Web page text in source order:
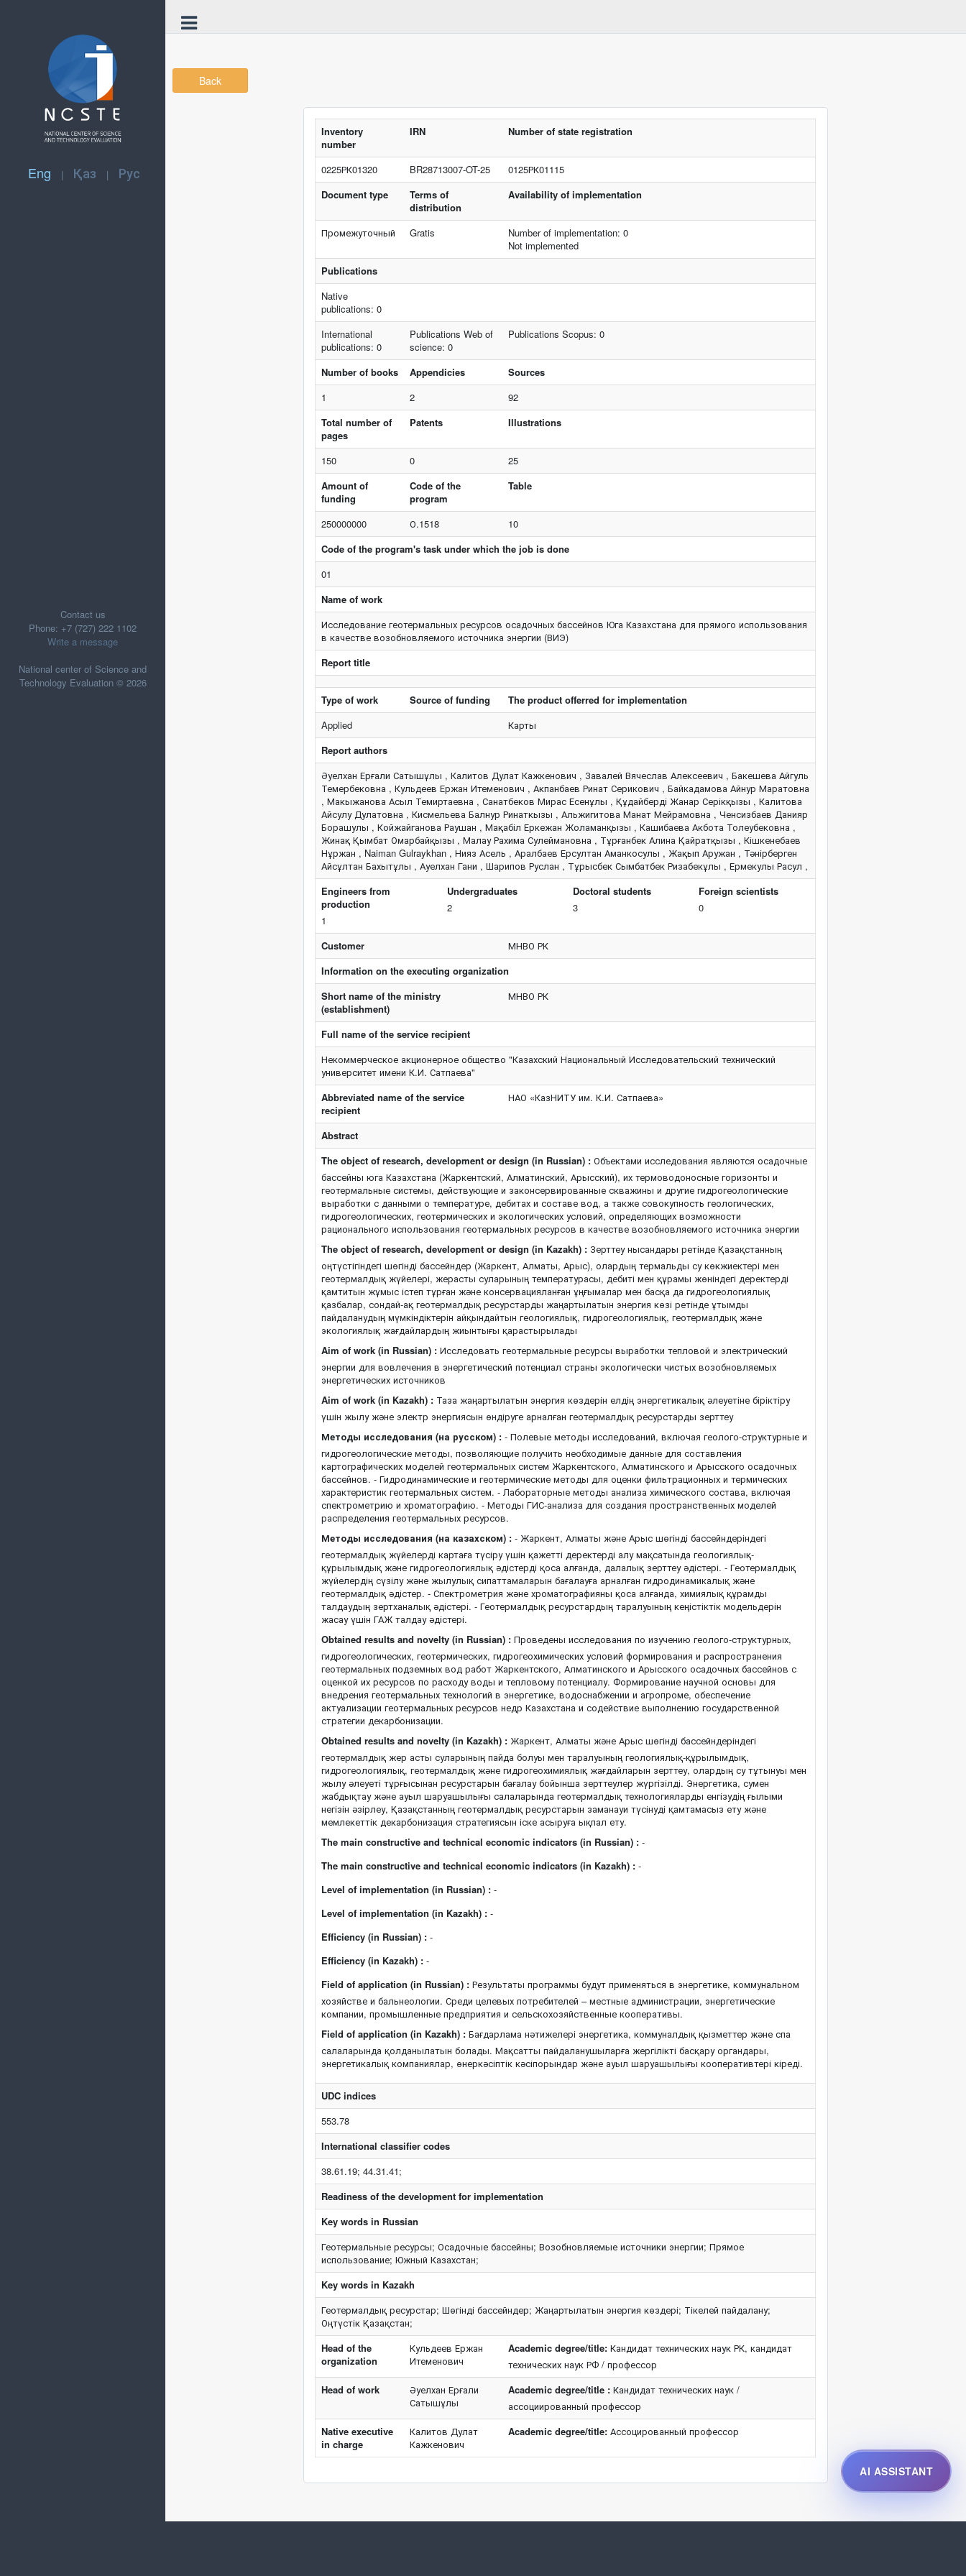
Eng | Қаз | Рус
Contact us
Phone: +7 (727) 222 1102
Write a message
National center of Science and
Technology Evaluation © 2026
Back
Inventory
number
IRN Number of state registration
0225РК01320 BR28713007-OT-25
0125РК01115
Document type
Terms of
distribution
Availability of implementation
Промежуточный Gratis
Number of implementation: 0
Not implemented
Publications
Native
publications: 0
International
publications: 0
Publications Web of
science: 0
Publications Scopus: 0
Number of books Appendicies
Sources
1
2
92
Total number of
pages
Patents Illustrations
150 0
25
Amount of
funding
Code of the
program
Table
250000000 О.1518
10
Code of the program's task under which the job is done
01
Name of work
Исследование геотермальных ресурсов осадочных бассейнов Юга Казахстана для прямого использования
в качестве возобновляемого источника энергии (ВИЭ)
Report title
Type of work Source of funding
The product offerred for implementation
Applied
Карты
Report authors
Әуелхан Ерғали Сатышұлы , Калитов Дулат Кажкенович , Завалей Вячеслав Алексеевич , Бакешева Айгуль
Темербековна , Кульдеев Ержан Итеменович , Акпанбаев Ринат Серикович , Байкадамова Айнур Маратовна
, Макыжанова Асыл Темиртаевна , Санатбеков Мирас Есенұлы , Құдайберді Жанар Серікқызы , Калитова
Айсулу Дулатовна , Кисмельева Балнур Ринаткызы , Альжигитова Манат Мейрамовна , Ченсизбаев Данияр
Борашулы , Койжайганова Раушан , Мақабіл Еркежан Жоламанқызы , Кашибаева Акбота Толеубековна ,
Жинақ Қымбат Омарбайқызы , Малау Рахима Сулеймановна , Тұрғанбек Алина Қайратқызы , Кішкенебаев
Нұржан , Naiman Gulraykhan , Нияз Асель , Аралбаев Ерсултан Аманкосулы , Жақып Аружан , Тәнірберген
Айсұлтан Бахытұлы , Ауелхан Гани , Шарипов Руслан , Тұрысбек Сымбатбек Ризабекұлы , Ермекулы Расул ,
Engineers from
production
1
Undergraduates
2
Doctoral students
3
Foreign scientists
0
Customer
МНВО РК
Information on the executing organization
Short name of the ministry
(establishment)
МНВО РК
Full name of the service recipient
Некоммерческое акционерное общество "Казахский Национальный Исследовательский технический
университет имени К.И. Сатпаева"
Abbreviated name of the service
recipient
НАО «КазНИТУ им. К.И. Сатпаева»
Abstract
The object of research, development or design (in Russian) : Объектами исследования являются осадочные
бассейны юга Казахстана (Жаркентский, Алматинский, Арысский), их термоводоносные горизонты и
геотермальные системы, действующие и законсервированные скважины и другие гидрогеологические
выработки с данными о температуре, дебитах и составе вод, а также совокупность геологических,
гидрогеологических, геотермических и экологических условий, определяющих возможности
рационального использования геотермальных ресурсов в качестве возобновляемого источника энергии
The object of research, development or design (in Kazakh) : Зерттеу нысандары ретінде Қазақстанның
оңтүстігіндегі шөгінді бассейндер (Жаркент, Алматы, Арыс), олардың термальды су көкжиектері мен
геотермалдық жүйелері, жерасты суларының температурасы, дебиті мен құрамы жөніндегі деректерді
қамтитын жұмыс істеп тұрған және консервацияланған ұңғымалар мен басқа да гидрогеологиялық
қазбалар, сондай-ақ геотермалдық ресурстарды жаңартылатын энергия көзі ретінде ұтымды
пайдаланудың мүмкіндіктерін айқындайтын геологиялық, гидрогеологиялық, геотермалдық және
экологиялық жағдайлардың жиынтығы қарастырылады
Aim of work (in Russian) : Исследовать геотермальные ресурсы выработки тепловой и электрический
энергии для вовлечения в энергетический потенциал страны экологически чистых возобновляемых
энергетических источников
Aim of work (in Kazakh) : Таза жаңартылатын энергия көздерін елдің энергетикалық әлеуетіне біріктіру
үшін жылу және электр энергиясын өндіруге арналған геотермалдық ресурстарды зерттеу
Методы исследования (на русском) : - Полевые методы исследований, включая геолого-структурные и
гидрогеологические методы, позволяющие получить необходимые данные для составления
картографических моделей геотермальных систем Жаркентского, Алматинского и Арысского осадочных
бассейнов. - Гидродинамические и геотермические методы для оценки фильтрационных и термических
характеристик геотермальных систем. - Лабораторные методы анализа химического состава, включая
спектрометрию и хроматографию. - Методы ГИС-анализа для создания пространственных моделей
распределения геотермальных ресурсов.
Методы исследования (на казахском) : - Жаркент, Алматы және Арыс шөгінді бассейндеріндегі
геотермалдық жүйелерді картаға түсіру үшін қажетті деректерді алу мақсатында геологиялық-
құрылымдық және гидрогеологиялық әдістерді қоса алғанда, далалық зерттеу әдістері. - Геотермалдық
жүйелердің сүзілу және жылулық сипаттамаларын бағалауға арналған гидродинамикалық және
геотермалдық әдістер. - Спектрометрия және хроматографияны қоса алғанда, химиялық құрамды
талдаудың зертханалық әдістері. - Геотермалдық ресурстардың таралуының кеңістіктік модельдерін
жасау үшін ГАЖ талдау әдістері.
Obtained results and novelty (in Russian) : Проведены исследования по изучению геолого-структурных,
гидрогеологических, геотермических, гидрогеохимических условий формирования и распространения
геотермальных подземных вод работ Жаркентского, Алматинского и Арысского осадочных бассейнов с
оценкой их ресурсов по расходу воды и тепловому потенциалу. Формирование научной основы для
внедрения геотермальных технологий в энергетике, водоснабжении и агропроме, обеспечение
актуализации геотермальных ресурсов недр Казахстана и содействие выполнению государственной
стратегии декарбонизации.
Obtained results and novelty (in Kazakh) : Жаркент, Алматы және Арыс шөгінді бассейндеріндегі
геотермалдық жер асты суларының пайда болуы мен таралуының геологиялық-құрылымдық,
гидрогеологиялық, геотермалдық және гидрогеохимиялық жағдайларын зерттеу, олардың су тұтынуы мен
жылу әлеуеті тұрғысынан ресурстарын бағалау бойынша зерттеулер жүргізілді. Энергетика, сумен
жабдықтау және ауыл шаруашылығы салаларында геотермалдық технологияларды енгізудің ғылыми
негізін әзірлеу, Қазақстанның геотермалдық ресурстарын заманауи түсінуді қамтамасыз ету және
мемлекеттік декарбонизация стратегиясын іске асыруға ықпал ету.
The main constructive and technical economic indicators (in Russian) : -
The main constructive and technical economic indicators (in Kazakh) : -
Level of implementation (in Russian) : -
Level of implementation (in Kazakh) : -
Efficiency (in Russian) : -
Efficiency (in Kazakh) : -
Field of application (in Russian) : Результаты программы будут применяться в энергетике, коммунальном
хозяйстве и бальнеологии. Среди целевых потребителей – местные администрации, энергетические
компании, промышленные предприятия и сельскохозяйственные кооперативы.
Field of application (in Kazakh) : Бағдарлама нәтижелері энергетика, коммуналдық қызметтер және спа
салаларында қолданылатын болады. Мақсатты пайдаланушыларға жергілікті басқару органдары,
энергетикалық компаниялар, өнеркәсіптік кәсіпорындар және ауыл шаруашылығы кооперативтері кіреді.
UDC indices
553.78
International classifier codes
38.61.19; 44.31.41;
Readiness of the development for implementation
Key words in Russian
Геотермальные ресурсы; Осадочные бассейны; Возобновляемые источники энергии; Прямое
использование; Южный Казахстан;
Key words in Kazakh
Геотермалдық ресурстар; Шөгінді бассейндер; Жаңартылатын энергия көздері; Тікелей пайдалану;
Оңтүстік Қазақстан;
Head of the
organization
Кульдеев Ержан
Итеменович
Academic degree/title: Кандидат технических наук РК, кандидат
технических наук РФ / профессор
Head of work
Әуелхан Ерғали
Сатышұлы
Academic degree/title : Кандидат технических наук /
ассоциированный профессор
Native executive
in charge
Калитов Дулат
Кажкенович
Academic degree/title: Ассоцированный профессор
AI ASSISTANT